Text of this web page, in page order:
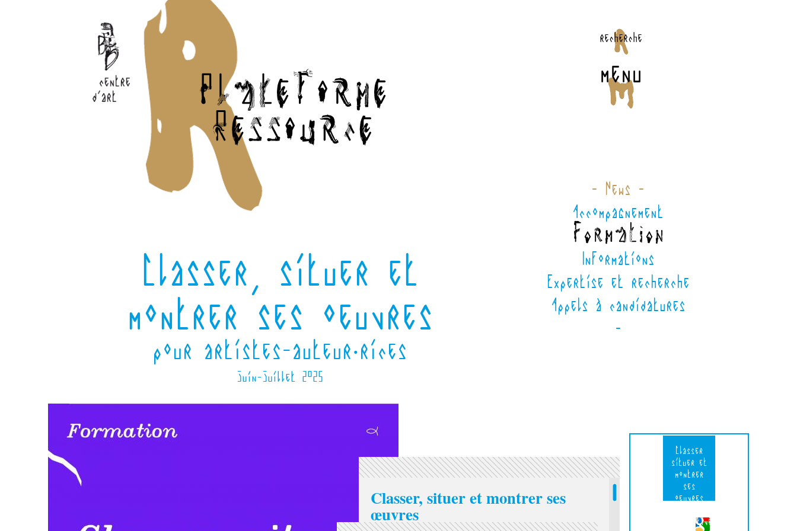
recherche
menu
- News -
Accompagnement
Formation
Informations
Expertise et recherche
Appels à candidatures
-
Classer, situer et
montrer ses oeuvres
pour artistes-auteur·rices
juin-juillet 2025
Classer, situer et montrer ses
œuvres
Classer
situer et
montrer
ses
oeuvres
descriptive.pdf